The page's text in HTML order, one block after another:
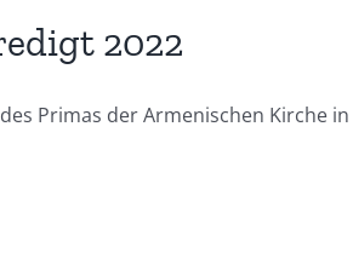
2022
Primas der Armenischen Kirche in